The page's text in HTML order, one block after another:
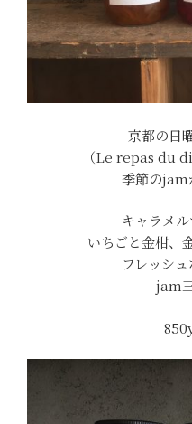
京都の日
（Le repas du
季節のjam
キャラメル
いちごと金柑、
フレッシ
jam